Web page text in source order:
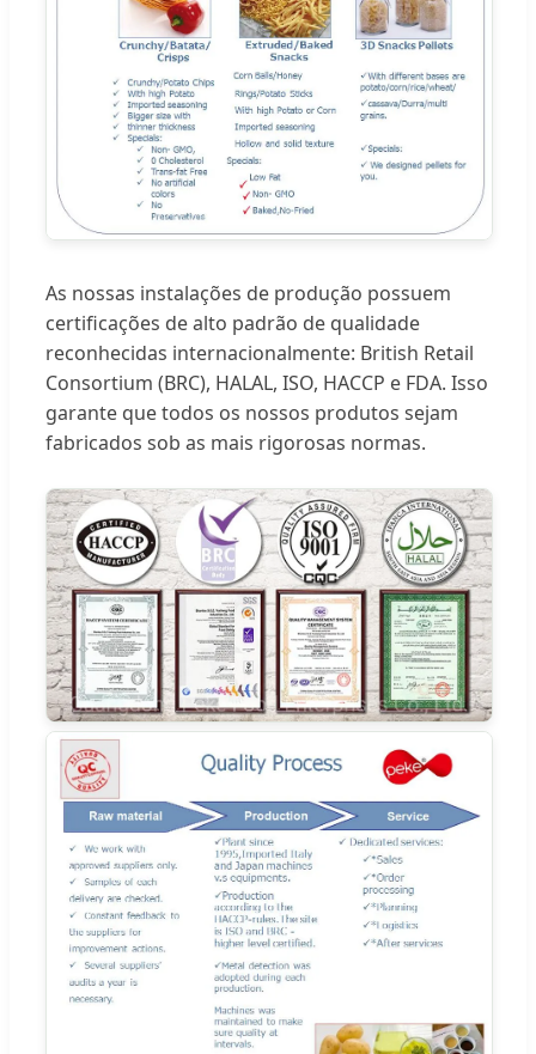
As nossas instalações de produção possuem
certificações de alto padrão de qualidade
reconhecidas internacionalmente: British Retail
Consortium (BRC), HALAL, ISO, HACCP e FDA. Isso
garante que todos os nossos produtos sejam
fabricados sob as mais rigorosas normas.